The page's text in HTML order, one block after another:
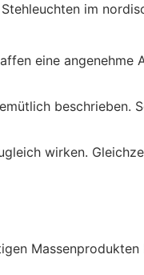
im
eine angenehme
beschrieben.
wirken.